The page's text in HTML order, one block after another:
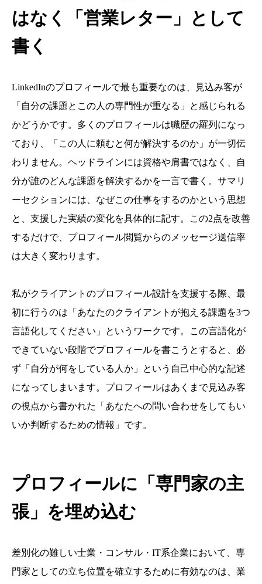
はなく「営業レター」として
書く
LinkedInのプロフィールで最も重要なのは、見込み客が
「自分の課題とこの人の専門性が重なる」と感じられる
かどうかです。多くのプロフィールは職歴の羅列になっ
ており、「この人に頼むと何が解決するのか」が一切伝
わりません。ヘッドラインには資格や肩書ではなく、自
分が誰のどんな課題を解決するかを一言で書く。サマリ
ーセクションには、なぜこの仕事をするのかという思想
と、支援した実績の変化を具体的に記す。この2点を改善
するだけで、プロフィール閲覧からのメッセージ送信率
は大きく変わります。
私がクライアントのプロフィール設計を支援する際、最
初に行うのは「あなたのクライアントが抱える課題を3つ
言語化してください」というワークです。この言語化が
できていない段階でプロフィールを書こうとすると、必
ず「自分が何をしている人か」という自己中心的な記述
になってしまいます。プロフィールはあくまで見込み客
の視点から書かれた「あなたへの問い合わせをしてもい
いか判断するための情報」です。
プロフィールに「専門家の主
張」を埋め込む
差別化の難しい士業・コンサル・IT系企業において、専
門家としての立ち位置を確立するために有効なのは、業